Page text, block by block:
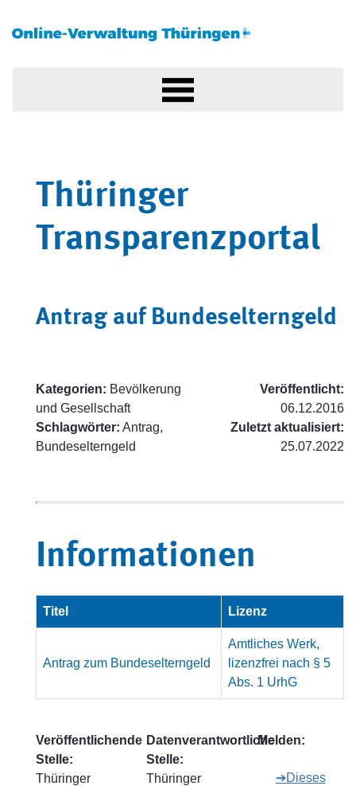
Thüringer
Transparenzportal
Antrag auf Bundeselterngeld
Kategorien: Bevölkerung
und Gesellschaft
Schlagwörter: Antrag,
Bundeselterngeld
Veröffentlicht:
06.12.2016
Zuletzt aktualisiert:
25.07.2022
Informationen
Titel Lizenz
Antrag zum Bundeselterngeld
Amtliches Werk,
lizenzfrei nach § 5
Abs. 1 UrhG
Veröffentlichende
Stelle:
Thüringer
Datenverantwortliche
Stelle:
Thüringer
Melden:
➔Dieses